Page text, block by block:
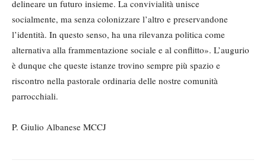
delineare un futuro insieme. La convivialità unisce
socialmente, ma senza colonizzare l’altro e preservandone
l’identità. In questo senso, ha una rilevanza politica come
alternativa alla frammentazione sociale e al conflitto». L’augurio
è dunque che queste istanze trovino sempre più spazio e
riscontro nella pastorale ordinaria delle nostre comunità
parrocchiali.
P. Giulio Albanese MCCJ